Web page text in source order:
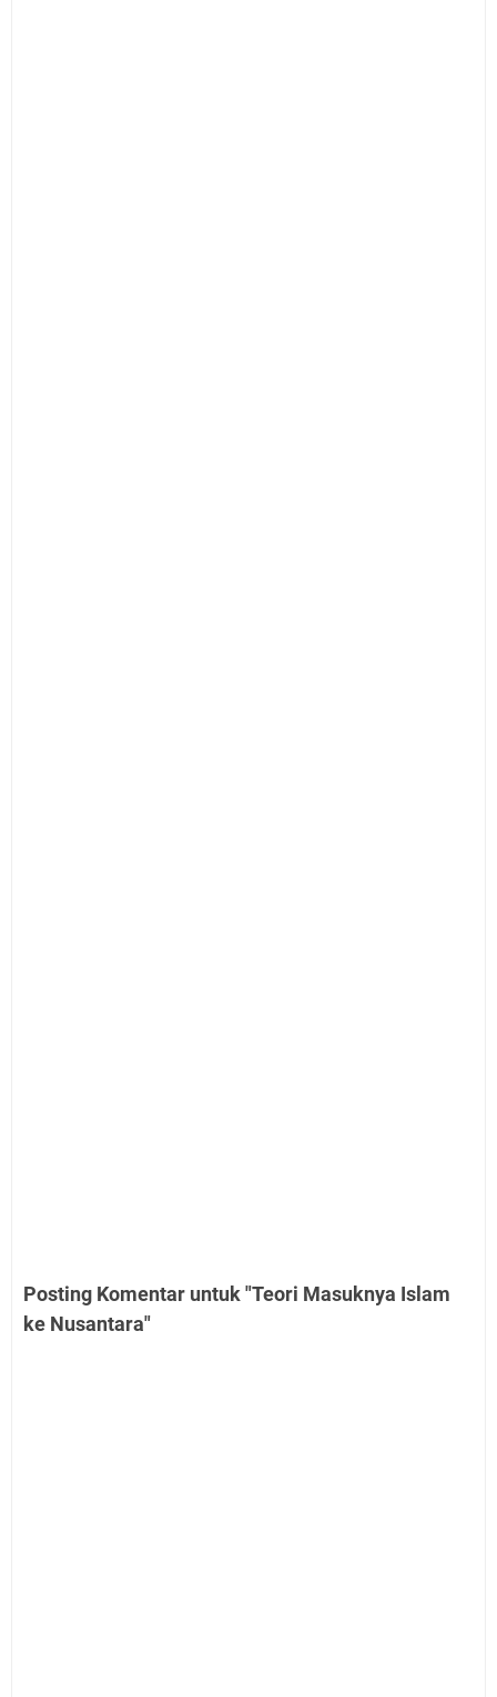
Posting Komentar untuk "Teori Masuknya Islam
ke Nusantara"